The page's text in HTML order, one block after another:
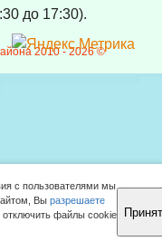
до 17:30).
2010 -2026 ©
Наверх!
с пользователями мы
Вы разрешаете
отключить файлы cookie